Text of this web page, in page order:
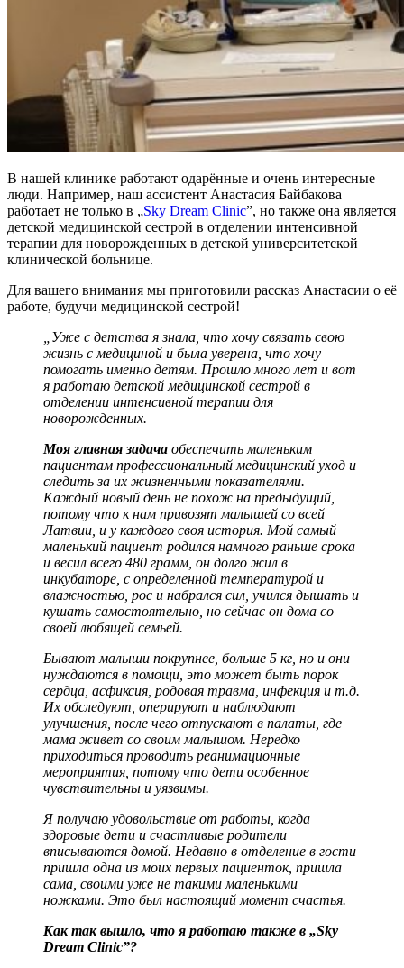
В нашей клинике работают одарённые и очень интересные
люди. Например, наш ассистент Анастасия Байбакова
работает не только в „Sky Dream Clinic”, но также она является
детской медицинской сестрой в отделении интенсивной
терапии для новорожденных в детской университетской
клинической больнице.
Для вашего внимания мы приготовили рассказ Анастасии о её
работе, будучи медицинской сестрой!
„Уже с детства я знала, что хочу связать свою
жизнь с медициной и была уверена, что хочу
помогать именно детям. Прошло много лет и вот
я работаю детской медицинской сестрой в
отделении интенсивной терапии для
новорожденных.
Моя главная задача обеспечить маленьким
пациентам профессиональный медицинский уход и
следить за их жизненными показателями.
Каждый новый день не похож на предыдущий,
потому что к нам привозят малышей со всей
Латвии, и у каждого своя история. Мой самый
маленький пациент родился намного раньше срока
и весил всего 480 грамм, он долго жил в
инкубаторе, с определенной температурой и
влажностью, рос и набрался сил, учился дышать и
кушать самостоятельно, но сейчас он дома со
своей любящей семьей.
Бывают малыши покрупнее, больше 5 кг, но и они
нуждаются в помощи, это может быть порок
сердца, асфиксия, родовая травма, инфекция и т.д.
Их обследуют, оперируют и наблюдают
улучшения, после чего отпускают в палаты, где
мама живет со своим малышом. Нередко
приходиться проводить реанимационные
мероприятия, потому что дети особенное
чувствительны и уязвимы.
Я получаю удовольствие от работы, когда
здоровые дети и счастливые родители
вписываются домой. Недавно в отделение в гости
пришла одна из моих первых пациенток, пришла
сама, своими уже не такими маленькими
ножками. Это был настоящий момент счастья.
Как так вышло, что я работаю также в „Sky
Dream Clinic”?